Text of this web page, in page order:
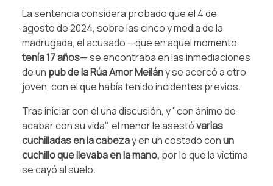
La sentencia considera probado que el 4 de
agosto de 2024, sobre las cinco y media de la
madrugada, el acusado —que en aquel momento
tenía 17 años— se encontraba en las inmediaciones
de un pub de la Rúa Amor Meilány se acercó a otro
joven, con el que había tenido incidentes previos.
Tras iniciar con él una discusión, y "con ánimo de
acabar con su vida", el menor le asestóvarias
cuchilladas en la cabezay en un costado conun
cuchillo que llevaba en la mano, por lo que la víctima
se cayó al suelo.